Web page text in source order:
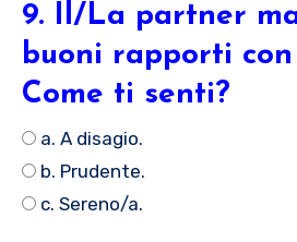
9. Il/La partner
buoni rapporti con
Come ti senti?
a. A disagio.
b. Prudente.
c. Sereno/a.